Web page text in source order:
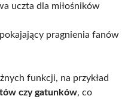
uczta dla miłośników
pragnienia fanów
funkcji, na przykład
czy gatunków, co